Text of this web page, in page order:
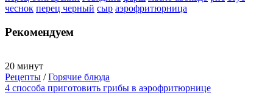
чеснок перец черный сыр аэрофритюрница
Рекомендуем
20 минут
Рецепты /Горячие блюда
4 способа приготовить грибы в аэрофритюрнице